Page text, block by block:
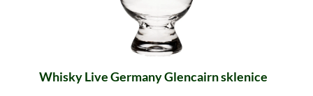
Whisky Live Germany Glencairn sklenice